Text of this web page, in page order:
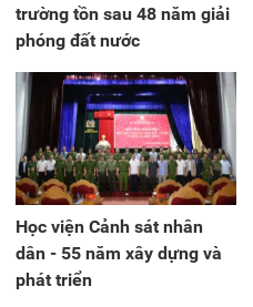
trường tồn sau 48 năm giải
phóng đất nước
Học viện Cảnh sát nhân
dân - 55 năm xây dựng và
phát triển